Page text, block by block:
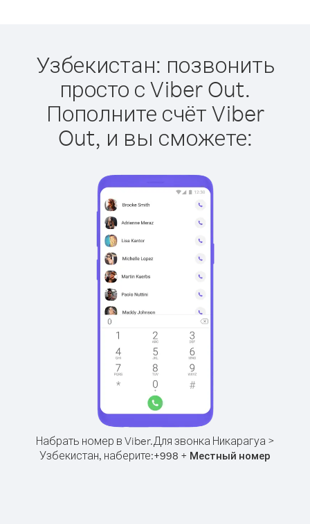
Узбекистан: позвонить
просто с Viber Out.
Пополните счёт Viber
Out, и вы сможете:
Набрать номер в Viber.Для звонка Никарагуа >
Узбекистан, наберите:+998 + Местный номер